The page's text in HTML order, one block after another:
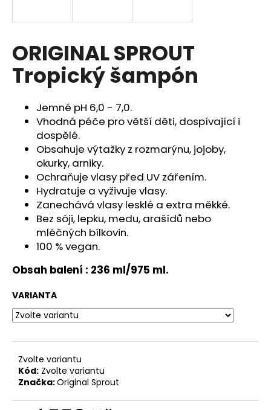
ORIGINAL SPROUT
Tropický šampón
Jemné pH 6,0 - 7,0.
Vhodná péče pro větší děti, dospívající i
dospělé.
Obsahuje výtažky z rozmarýnu, jojoby,
okurky, arniky.
Ochraňuje vlasy před UV zářením.
Hydratuje a vyživuje vlasy.
Zanechává vlasy lesklé a extra měkké.
Bez sóji, lepku, medu, arašídů nebo
mléčných bílkovin.
100 % vegan.
Obsah balení : 236 ml/975 ml.
VARIANTA
Zvolte variantu
Kód: Zvolte variantu
Značka:Original Sprout
í
t
?
č
j
e
m
e
ORIGINAL
SPROUT
SPREJ